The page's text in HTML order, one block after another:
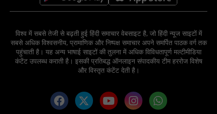
विश्व में सबसे तेजी से बढ़ती हुई हिंदी समाचार वेबसाइट है, जो हिंदी न्यूज साइटों में
सबसे अधिक विश्वसनीय, प्रामाणिक और निष्पक्ष समाचार अपने समर्पित पाठक वर्ग तक
पहुंचाती है। यह अन्य भाषाई साइटों की तुलना में अधिक विविधतापूर्ण मल्टीमीडिया
कंटेंट उपलब्ध कराती है। इसकी प्रतिबद्ध ऑनलाइन संपादकीय टीम हररोज विशेष
और विस्तृत कंटेंट देती है।